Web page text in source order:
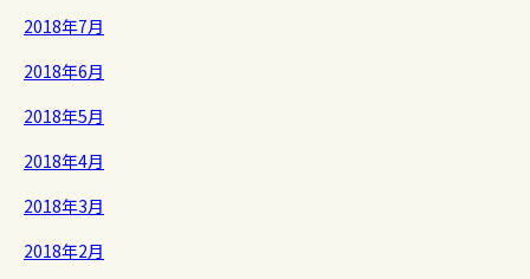
2018年7月
2018年6月
2018年5月
2018年4月
2018年3月
2018年2月